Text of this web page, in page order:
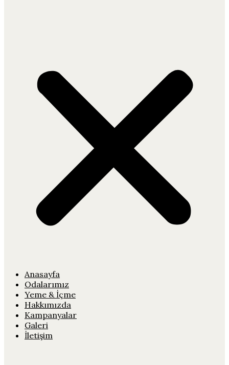
Anasayfa
Odalarımız
Yeme & İçme
Hakkımızda
Kampanyalar
Galeri
İletişim